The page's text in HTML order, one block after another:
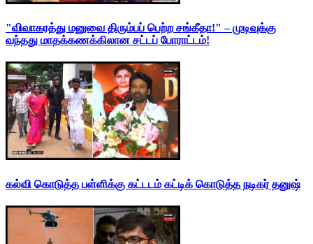
"விவாகரத்து மனுவை திரும்பப் பெற்ற சங்கீதா!" – முடிவுக்கு
வந்தது மாதக்கணக்கிலான சட்டப் போராட்டம்!
கல்வி கொடுத்த பள்ளிக்கு கட்டடம் கட்டிக் கொடுத்த நடிகர் தனுஷ்